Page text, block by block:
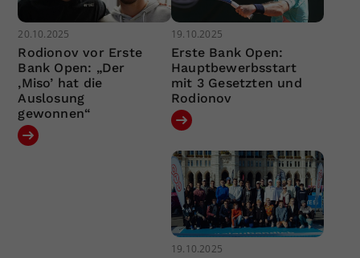
20.10.2025
Rodionov vor Erste
Bank Open: „Der
‚Miso’ hat die
Auslosung
gewonnen“
19.10.2025
Erste Bank Open:
Hauptbewerbsstart
mit 3 Gesetzten und
Rodionov
19.10.2025